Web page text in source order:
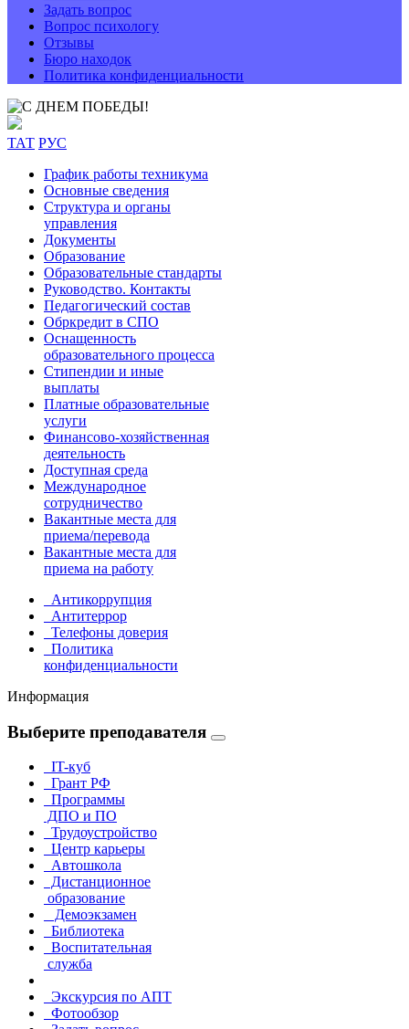
Задать вопрос
Вопрос психологу
Отзывы
Бюро находок
Политика конфиденциальности
ТАТ РУС
График работы техникума
Основные сведения
Структура и органы
управления
Документы
Образование
Образовательные стандарты
Руководство. Контакты
Педагогический состав
Обркредит в СПО
Оснащенность
образовательного процесса
Стипендии и иные
выплаты
Платные образовательные
услуги
Финансово-хозяйственная
деятельность
Доступная среда
Международное
сотрудничество
Вакантные места для
приема/перевода
Вакантные места для
приема на работу
Антикоррупция
Антитеррор
Телефоны доверия
Политика
конфиденциальности
Информация
Выберите преподавателя
IT-куб
Грант РФ
Программы
ДПО и ПО
Трудоустройство
Центр карьеры
Автошкола
Дистанционное
образование
Демоэкзамен
Библиотека
Воспитательная
служба
Экскурсия по АПТ
Фотообзор